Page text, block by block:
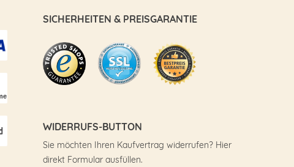
SICHERHEITEN & PREISGARANTIE
WIDERRUFS-BUTTON
Sie möchten Ihren Kaufvertrag widerrufen? Hier
direkt Formular ausfüllen.